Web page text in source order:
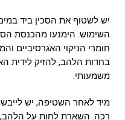
יש לשטוף את הסכין ביד
השימוש. הימנעו מהכנסת
חומרי הניקוי האגרסיביים
בחדות הלהב, להזיק לידית
משמעותי.
מיד לאחר השטיפה, יש
רכה. השארת לחות על הלהב,